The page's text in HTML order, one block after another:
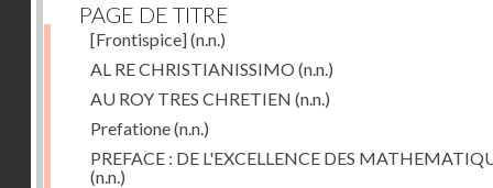
PAGE DE TITRE
[Frontispice](n.n.)
AL RE CHRISTIANISSIMO (n.n.)
AU ROY TRES CHRETIEN (n.n.)
Prefatione(n.n.)
PREFACE : DE L'EXCELLENCE DES
(n.n.)